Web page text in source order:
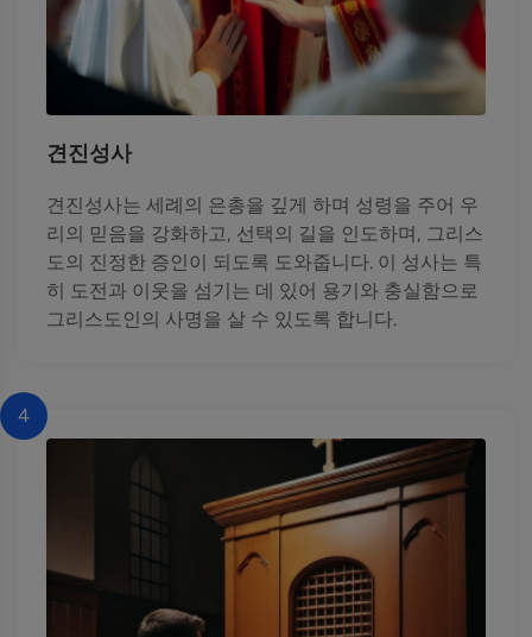
견진성사
견진성사는 세례의 은총을 깊게 하며 성령을 주어 우
리의 믿음을 강화하고, 선택의 길을 인도하며, 그리스
도의 진정한 증인이 되도록 도와줍니다. 이 성사는 특
히 도전과 이웃을 섬기는 데 있어 용기와 충실함으로
그리스도인의 사명을 살 수 있도록 합니다.
4